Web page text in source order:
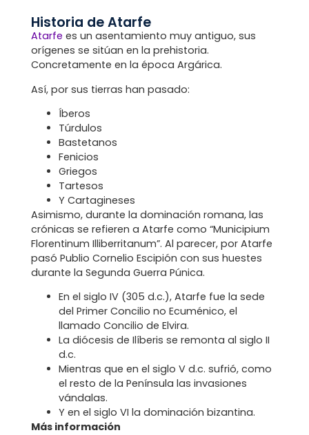
Historia de Atarfe
Atarfe es un asentamiento muy antiguo, sus
orígenes se sitúan en la prehistoria.
Concretamente en la época Argárica.
Así, por sus tierras han pasado:
Íberos
Túrdulos
Bastetanos
Fenicios
Griegos
Tartesos
Y Cartagineses
Asimismo, durante la dominación romana, las
crónicas se refieren a Atarfe como “Municipium
Florentinum Illiberritanum”. Al parecer, por Atarfe
pasó Publio Cornelio Escipión con sus huestes
durante la Segunda Guerra Púnica.
En el siglo IV (305 d.c.), Atarfe fue la sede
del Primer Concilio no Ecuménico, el
llamado Concilio de Elvira.
La diócesis de Ilíberis se remonta al siglo II
d.c.
Mientras que en el siglo V d.c. sufrió, como
el resto de la Península las invasiones
vándalas.
Y en el siglo VI la dominación bizantina.
Más información